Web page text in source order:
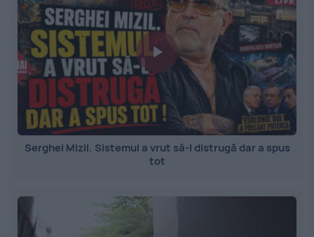
Serghei Mizil. Sistemul a vrut să-l distrugă dar a spus
tot